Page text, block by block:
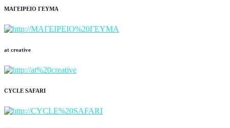
ΜΑΓΕΙΡΕΙΟ ΓΕΥΜΑ
at creative
CYCLE SAFARI